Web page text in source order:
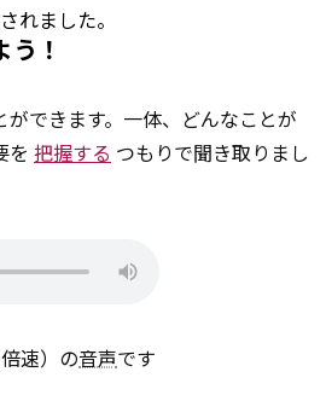
れました。
！
できます。一体、どんなことが
を 把握する つもりで聞き取りまし
速）の音声です